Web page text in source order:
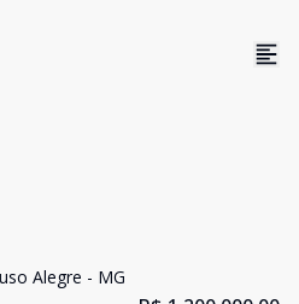
Alegre - MG